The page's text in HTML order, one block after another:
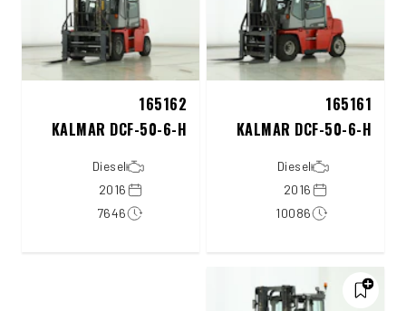
165161
KALMAR DCF-50-6-H
Diesel
2016
10086
165162
KALMAR DCF-50-6-H
Diesel
2016
7646